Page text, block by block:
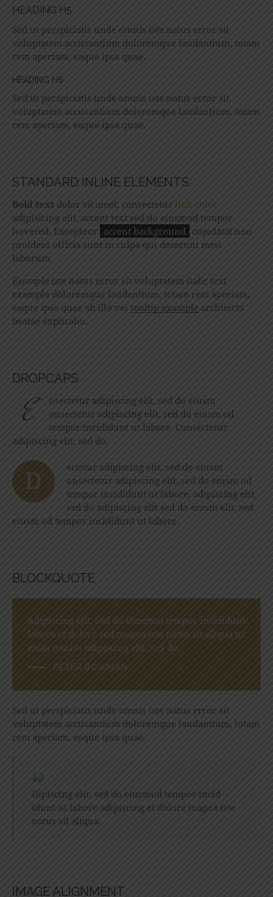
HEADING H5
Sed ut perspiciatis unde omnis iste natus error sit
voluptatem accusantium doloremque laudantium, totam
rem aperiam, eaque ipsa quae.
HEADING H6
Sed ut perspiciatis unde omnis iste natus error sit
voluptatem accusantium doloremque laudantium, totam
rem aperiam, eaque ipsa quae.
STANDARD INLINE ELEMENTS
Bold text dolor sit amet, consectetur link color
adipisicing elit, accent text sed do eiusmod tempor
hovered. Excepteur accent background cupidatat non
proident officia sunt in culpa qui deserunt mest
laborum.
Example iste natus error sit voluptatem italic text
example doloremque laudantium, totam rem aperiam,
eaque ipsa quae ab illo vei tooltip example architecto
beatae explicabo.
DROPCAPS
E
nsectetur adipiscing elit, sed do eiusm
onsectetur adipiscing elit, sed do eiusm od
tempor incididunt ut labore. Consectetur
adipiscing elit, sed do.
D
ectetur adipiscing elit, sed do eiusm
onsectetur adipiscing elit, sed do eiusm od
tempor incididunt ut labore. adipiscing elit,
sed do adipiscing elit sed do eiusm elit, sed
eiusm od tempor incididunt ut labore.
BLOCKQUOTE
Adipiscing elit, sed do eiusmod tempor incididunt
labore et dolore sed magna iste natus sit aliqua ut
enim minim adipiscing elit, sed do.
PETER BOWMAN
Sed ut perspiciatis unde omnis iste natus error sit
voluptatem accusantium doloremque laudantium, totam
rem aperiam, eaque ipsa quae.
Dipiscing elit, sed do eiusmod tempor incid
idunt ut labore adipiscing et dolore magna iste
natus sit aliqua.
IMAGE ALIGNMENT